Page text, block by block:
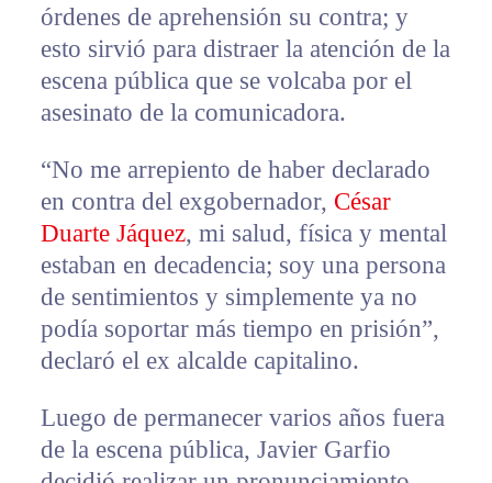
órdenes de aprehensión su contra; y
esto sirvió para distraer la atención de la
escena pública que se volcaba por el
asesinato de la comunicadora.
“No me arrepiento de haber declarado
en contra del exgobernador, César
Duarte Jáquez, mi salud, física y mental
estaban en decadencia; soy una persona
de sentimientos y simplemente ya no
podía soportar más tiempo en prisión”,
declaró el ex alcalde capitalino.
Luego de permanecer varios años fuera
de la escena pública, Javier Garfio